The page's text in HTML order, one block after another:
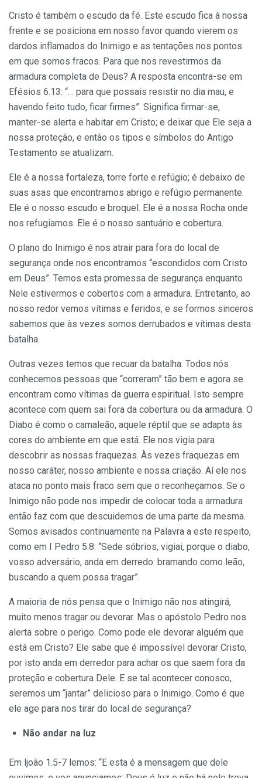
Cristo é também o escudo da fé. Este escudo fica à nossa
frente e se posiciona em nosso favor quando vierem os
dardos inflamados do Inimi­go e as tentações nos pontos
em que somos fracos. Para que nos revestir­mos da
armadura completa de Deus? A resposta encontra-se em
Efésios 6.13: “… para que possais resistir no dia mau, e
havendo feito tudo, ficar firmes”. Significa firmar-se,
manter-se alerta e habitar em Cristo; e deixar que Ele seja a
nossa proteção, e então os tipos e símbolos do Antigo
Testamento se atualizam.
Ele é a nossa fortaleza, torre forte e refúgio; é debaixo de
suas asas que encontramos abrigo e refúgio permanente.
Ele é o nosso escudo e broquel. Ele é a nossa Rocha onde
nos refugiamos. Ele é o nosso santuário e cobertura.
O plano do Inimigo é nos atrair para fora do local de
segurança onde nos encontramos “escondidos com Cristo
em Deus”. Temos esta promes­sa de segurança enquanto
Nele estivermos e cobertos com a armadura. Entretanto, ao
nosso redor vemos vítimas e feridos, e se formos sinceros
sabemos que às vezes somos derrubados e vítimas desta
batalha.
Outras vezes temos que recuar da batalha. Todos nós
conhecemos pessoas que “correram” tão bem e agora se
encontram como vítimas da guerra espiritual. Isto sempre
acontece com quem sai fora da cobertura ou da armadura. O
Diabo é como o camaleão, aquele réptil que se adap­ta às
cores do ambiente em que está. Ele nos vigia para
descobrir as nossas fraquezas. Às vezes fraquezas em
nosso caráter, nosso ambiente e nossa criação. Aí ele nos
ataca no ponto mais fraco sem que o reconheça­mos. Se o
Inimigo não pode nos impedir de colocar toda a armadura
então faz com que descuidemos de uma parte da mesma.
Somos avisados continuamente na Palavra a este respeito,
como em I Pedro 5.8: “Sede sóbrios, vigiai, porque o diabo,
vosso adversário, anda em derredo: bramando como leão,
buscando a quem possa tragar”.
A maioria de nós pensa que o Inimigo não nos atingirá,
muito menos tragar ou devorar. Mas o apóstolo Pedro nos
alerta sobre o perigo. Como pode ele devorar alguém que
está em Cristo? Ele sabe que é impossível devorar Cristo,
por isto anda em derredor para achar os que saem fora da
proteção e cobertura Dele. E se tal acontecer conosco,
seremos um “jan­tar” delicioso para o Inimigo. Como é que
ele age para nos tirar do local de segurança?
Não andar na luz
Em ljoão 1.5-7 lemos: “E esta é a mensagem que dele